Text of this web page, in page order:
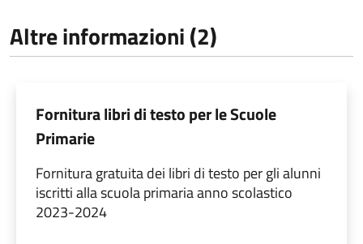
Altre informazioni (2)
Fornitura libri di testo per le Scuole
Primarie
Fornitura gratuita dei libri di testo per gli alunni
iscritti alla scuola primaria anno scolastico
2023-2024